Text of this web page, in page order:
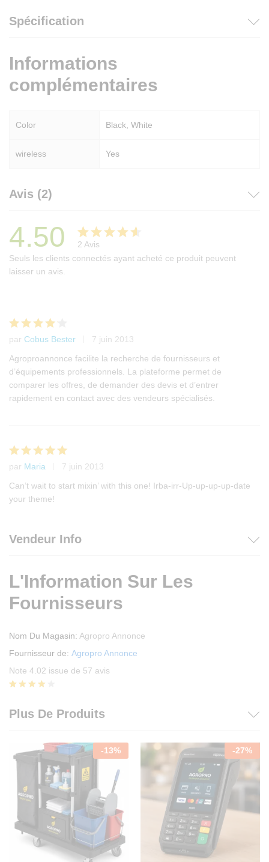
Spécification
Informations
complémentaires
Color Black, White
wireless Yes
Avis (2)
4.50
Noté
sur
2 Avis
Seuls les clients connectés ayant acheté ce produit peuvent
laisser un avis.
Note4
sur 5
par Cobus Bester
7 juin 2013
Agroproannonce facilite la recherche de fournisseurs et
d’équipements professionnels. La plateforme permet de
comparer les offres, de demander des devis et d’entrer
rapidement en contact avec des vendeurs spécialisés.
Note5
sur 5
par Maria
7 juin 2013
Can’t wait to start mixin’ with this one! Irba-irr-Up-up-up-up-date
your theme!
Vendeur Info
L'Information Sur Les
Fournisseurs
Nom Du Magasin: Agropro Annonce
Fournisseur de: Agropro Annonce
Note 4.02 issue de 57 avis
4.02
sur 5
s client
Plus De Produits
-13% -27%